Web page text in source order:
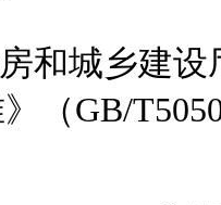
和城乡建
（GB/